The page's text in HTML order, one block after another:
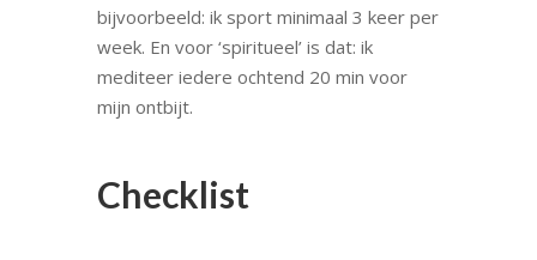
bijvoorbeeld: ik sport minimaal 3 keer per
week. En voor ‘spiritueel’ is dat: ik
mediteer iedere ochtend 20 min voor
mijn ontbijt.
Checklist